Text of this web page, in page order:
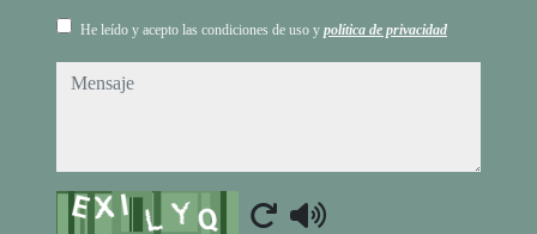
He leído y acepto las condiciones de uso y política de privacidad
mensaje
Captcha